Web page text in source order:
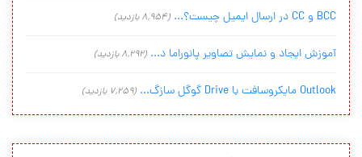
BCC و CC در ارسال ایمیل چیست؟... (8,954 بازدید)
آموزش ایجاد و نمایش تصاویر پانوراما د... (8,292 بازدید)
Outlook مایکروسافت با Drive گوگل سازگ... (7,259 بازدید)